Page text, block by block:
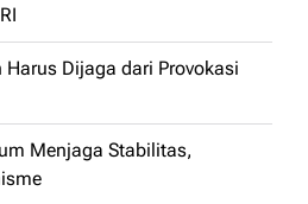
Dijaga dari Provokasi
Menjaga Stabilitas,